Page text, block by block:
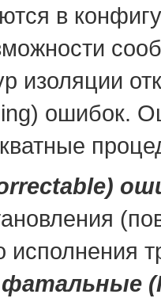
в
изоляции
ошибок.
исполнения